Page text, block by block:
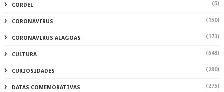
CORDEL (5)
CORONAVIRUS (150)
CORONAVIRUS ALAGOAS (173)
CULTURA (648)
CURIOSIDADES (280)
DATAS COMEMORATIVAS (275)